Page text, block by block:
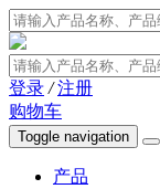
登录 / 注册
购物车
Toggle navigation
产品